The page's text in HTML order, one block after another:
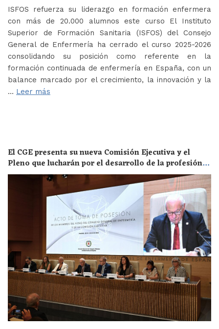
ISFOS refuerza su liderazgo en formación enfermera
con más de 20.000 alumnos este curso El Instituto
Superior de Formación Sanitaria (ISFOS) del Consejo
General de Enfermería ha cerrado el curso 2025-2026
consolidando su posición como referente en la
formación continuada de enfermería en España, con un
balance marcado por el crecimiento, la innovación y la
… Leer más
El CGE presenta su nueva Comisión Ejecutiva y el
Pleno que lucharán por el desarrollo de la profesión
en los próximos años